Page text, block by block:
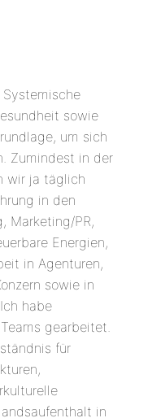
sowie
um sich
Zumindest in der
wir ja täglich
in den
Marketing/PR,
Energien,
in Agenturen,
sowie in
habe
gearbeitet.
für
in